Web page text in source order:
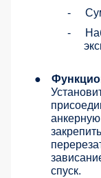
-
-
●
спуск.